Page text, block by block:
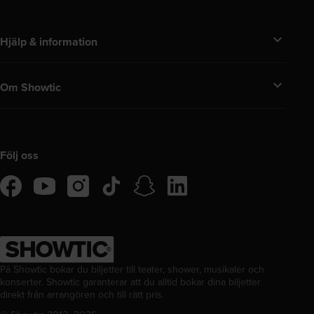
Hjälp & information
Om Showtic
Följ oss
facebookyoutubeinstagramtiktok snapchatlinkedIn
På Showtic bokar du biljetter till teater, shower, musikaler och
konserter. Showtic garanterar att du alltid bokar dina biljetter
direkt från arrangören och till rätt pris.